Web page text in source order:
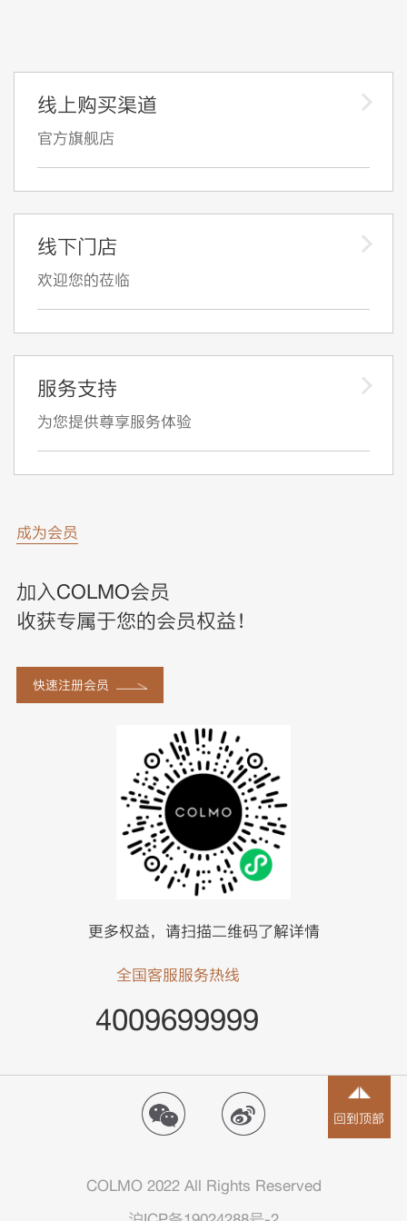
线上购买渠道
官方旗舰店
线下门店
欢迎您的莅临
服务支持
为您提供尊享服务体验
成为会员
加入COLMO会员
收获专属于您的会员权益！
快速注册会员
全国客服服务热线
4009699999
更多权益，请扫描二维码了解详情
回到顶部
COLMO 2022 All Rights Reserved